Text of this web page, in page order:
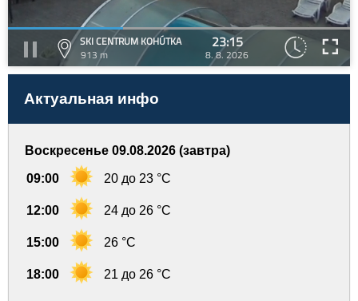
SKI CENTRUM KOHÚTKA
913 m
23:15
8. 8. 2026
Актуальная инфо
Воскресенье 09.08.2026 (завтра)
09:00 20 до 23 °C
12:00 24 до 26 °C
15:00 26 °C
18:00 21 до 26 °C